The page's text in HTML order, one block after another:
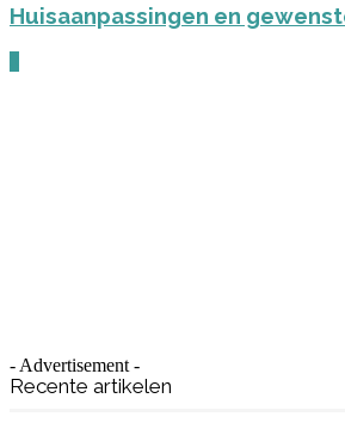
Huisaanpassingen en
- Advertisement -
Recente artikelen